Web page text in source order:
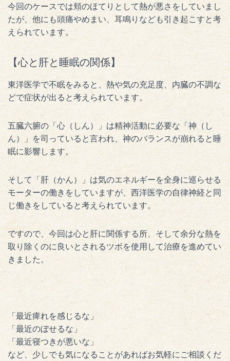
今回のケースでは頬のほてりとして熱が悪さをしていまし
たが、他にも頭痛やめまい、耳鳴りなども引き起こすと考
えられています。
【心と肝と睡眠の関係】
東洋医学で不眠をみると、熱や気の充足度、内臓の不調な
どで症状が出ると考えられています。
五臓六腑の「心（しん）」は精神活動に必要な「神（し
ん）」を司っていると言われ、神のバランスが崩れると睡
眠に影響します。
そして「肝（かん）」は気のエネルギーを全身に巡らせる
モーターの働きをしていますが、西洋医学の自律神経と同
じ働きをしていると考えられています。
ですので、今回は心と肝に関係する所、そして余分な熱を
取り除くのに良いとされるツボを使用して治療を進めてい
きました。
「最近痺れを感じるな」
「最近のぼせるな」
「最近寝つきが悪いな」
など、少しでも気になることがあればお気軽にご相談くだ